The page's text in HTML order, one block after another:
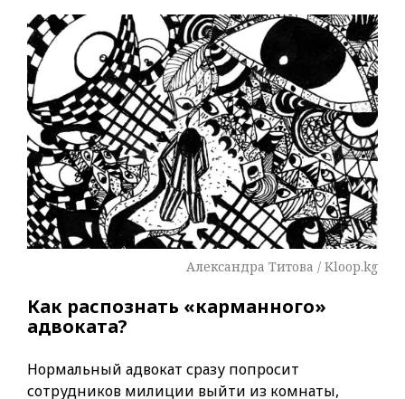
Александра Титова / Kloop.kg
Как распознать «карманного»
адвоката?
Нормальный адвокат сразу попросит
сотрудников милиции выйти из комнаты,